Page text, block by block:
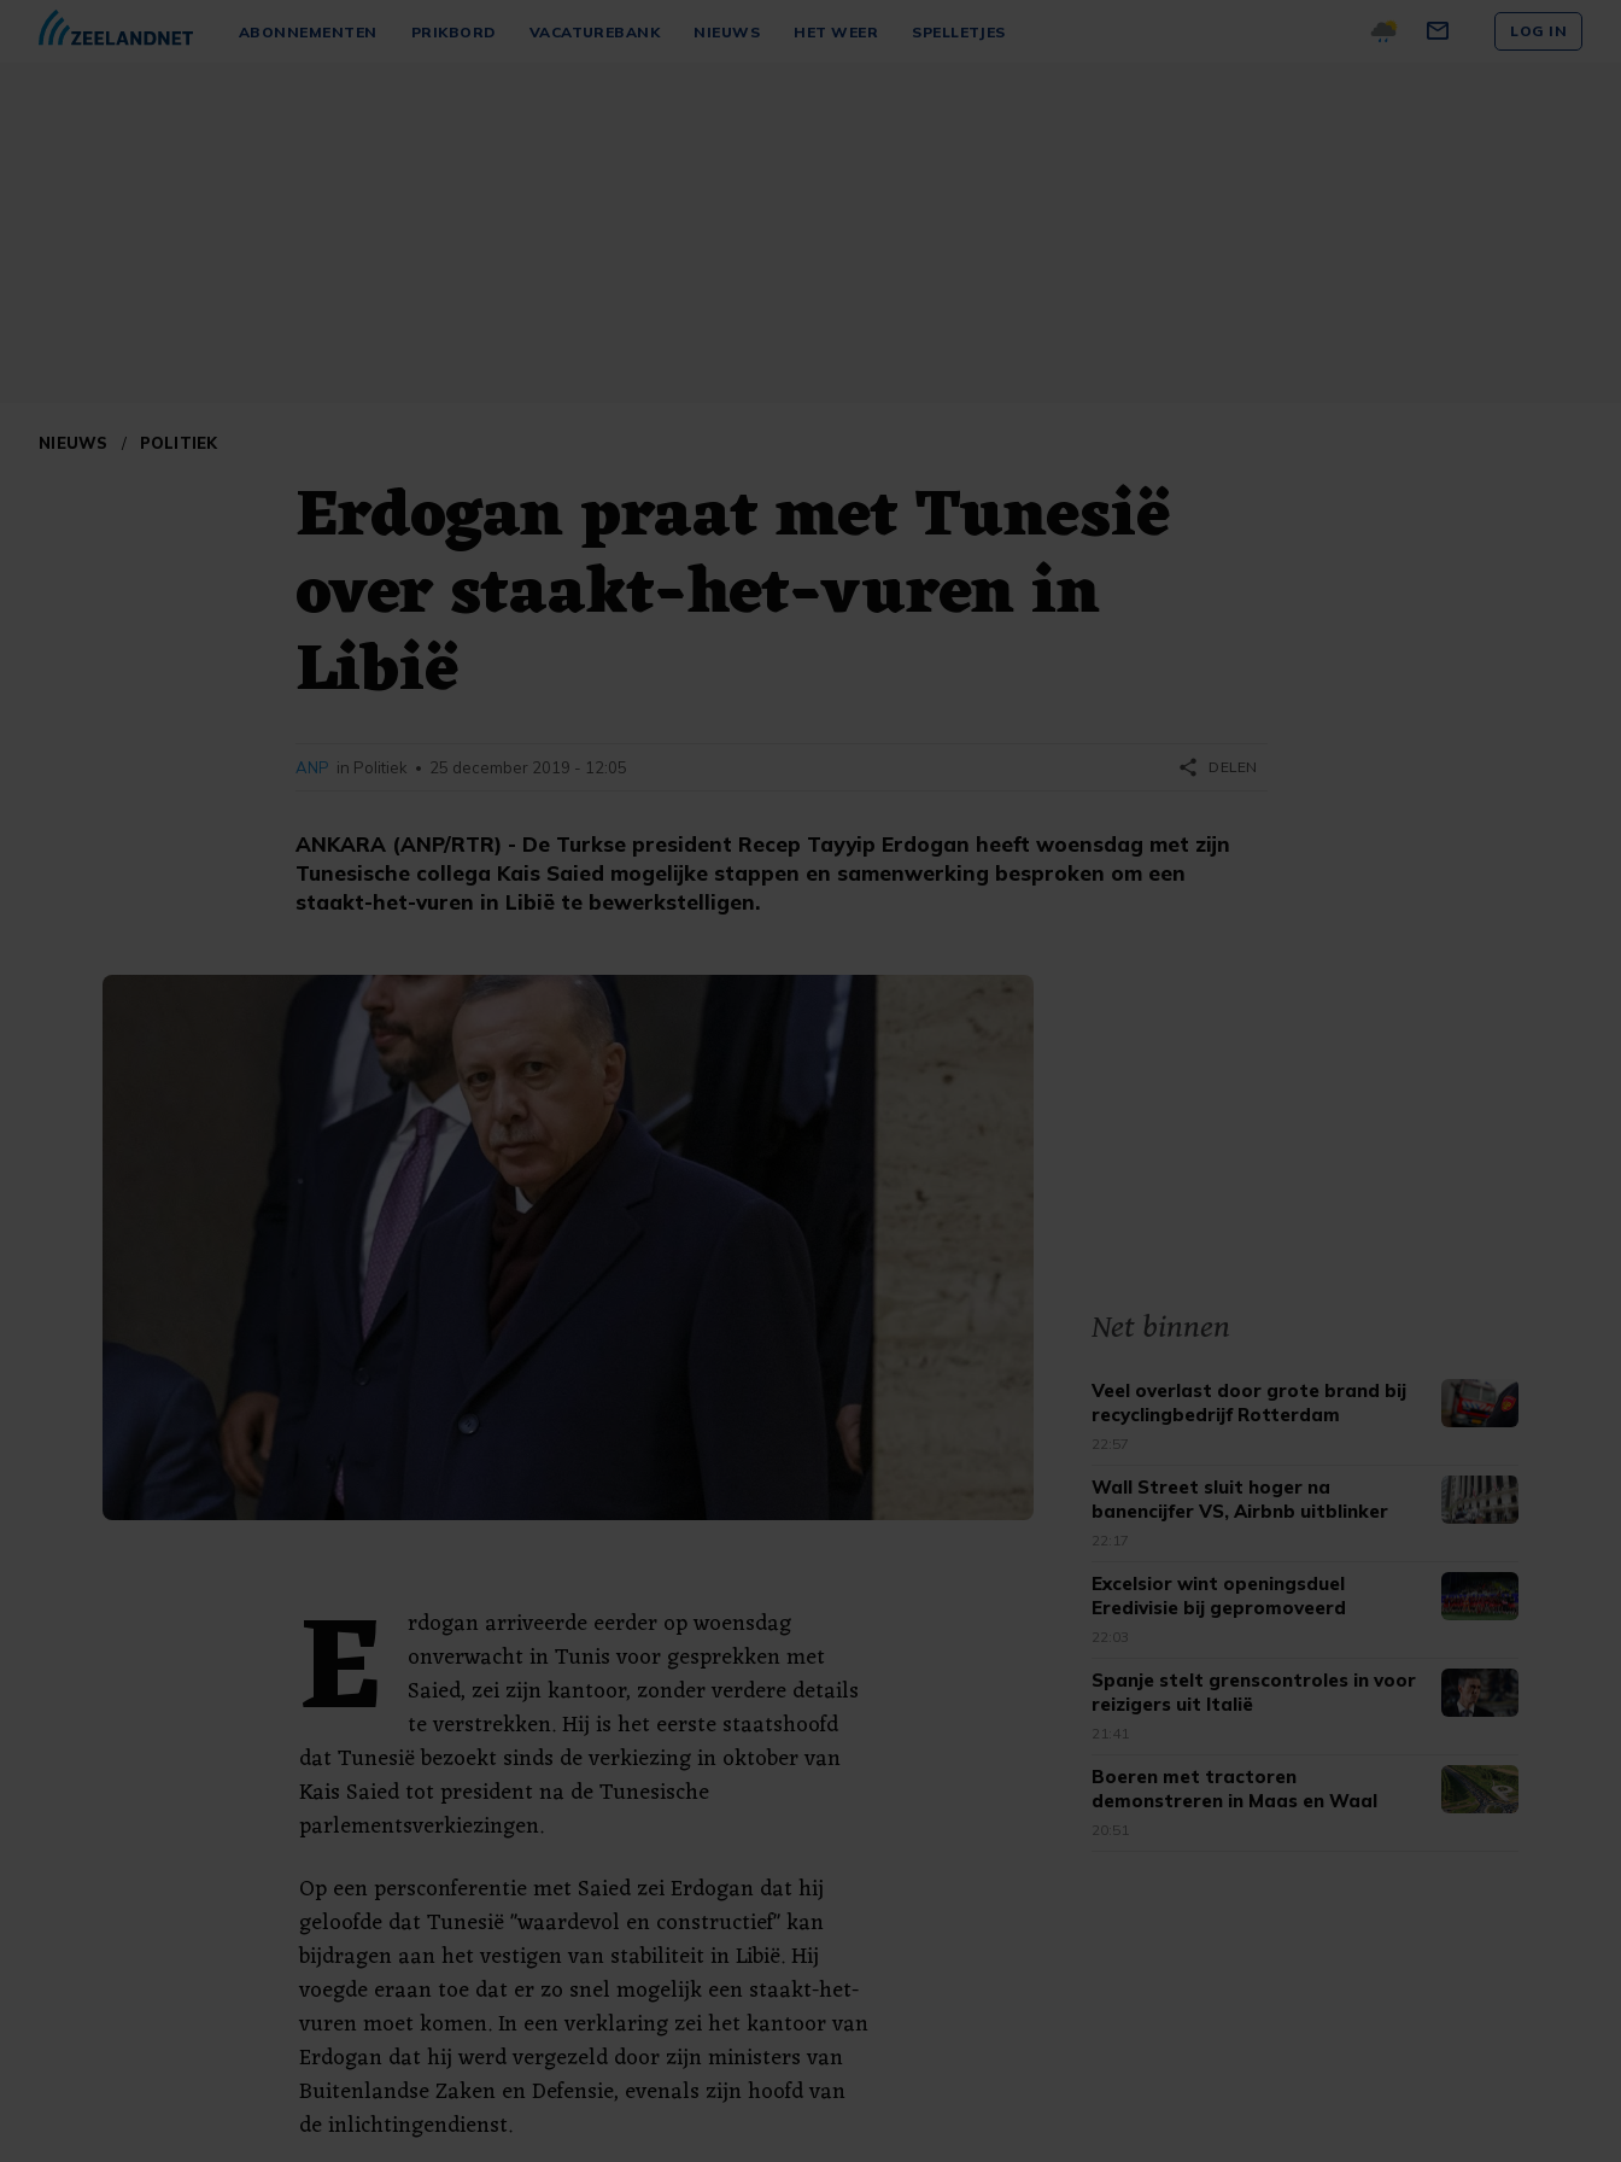
ABONNEMENTEN PRIKBORD VACATUREBANK NIEUWS HET WEER SPELLETJES LOG IN
NIEUWS / POLITIEK
Erdogan praat met Tunesië
over staakt-het-vuren in
Libië
ANKARA (ANP/RTR) - De Turkse president Recep Tayyip Erdogan heeft woensdag met zijn
Tunesische collega Kais Saied mogelijke stappen en samenwerking besproken om een
staakt-het-vuren in Libië te bewerkstelligen.
ANP in Politiek • 25 december 2019 - 12:05 share DELEN
E
rdogan arriveerde eerder op woensdag
onverwacht in Tunis voor gesprekken met
Saied, zei zijn kantoor, zonder verdere details
te verstrekken. Hij is het eerste staatshoofd
dat Tunesië bezoekt sinds de verkiezing in oktober van
Kais Saied tot president na de Tunesische
parlementsverkiezingen.
Op een persconferentie met Saied zei Erdogan dat hij
geloofde dat Tunesië "waardevol en constructief" kan
bijdragen aan het vestigen van stabiliteit in Libië. Hij
voegde eraan toe dat er zo snel mogelijk een staakt-het-
vuren moet komen. In een verklaring zei het kantoor van
Erdogan dat hij werd vergezeld door zijn ministers van
Buitenlandse Zaken en Defensie, evenals zijn hoofd van
de inlichtingendienst.
Net binnen
Veel overlast door grote brand bij
recyclingbedrijf Rotterdam
22:57
Wall Street sluit hoger na
banencijfer VS, Airbnb uitblinker
22:17
Excelsior wint openingsduel
Eredivisie bij gepromoveerd
Cambuur
22:03
Spanje stelt grenscontroles in voor
reizigers uit Italië
21:41
Boeren met tractoren
demonstreren in Maas en Waal
20:51